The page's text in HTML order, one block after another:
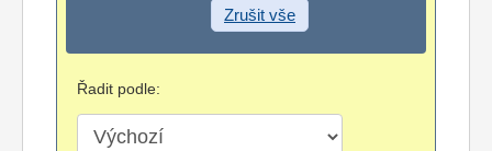
Zrušit vše
Řadit podle: